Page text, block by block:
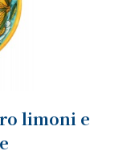
limoni e